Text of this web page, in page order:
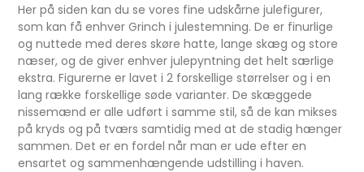
Her på siden kan du se vores fine udskårne julefigurer,
som kan få enhver Grinch i julestemning. De er finurlige
og nuttede med deres skøre hatte, lange skæg og store
næser, og de giver enhver julepyntning det helt særlige
ekstra. Figurerne er lavet i 2 forskellige størrelser og i en
lang række forskellige søde varianter. De skæggede
nissemænd er alle udført i samme stil, så de kan mikses
på kryds og på tværs samtidig med at de stadig hænger
sammen. Det er en fordel når man er ude efter en
ensartet og sammenhængende udstilling i haven.